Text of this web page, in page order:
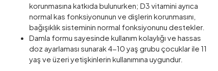
korunmasına katkıda bulunurken; D3 vitamini ayrıca
normal kas fonksiyonunun ve dişlerin korunmasını,
bağışıklık sisteminin normal fonksiyonunu destekler.
Damla formu sayesinde kullanım kolaylığı ve hassas
doz ayarlaması sunarak 4-10 yaş grubu çocuklar ile 11
yaş ve üzeri yetişkinlerin kullanımına uygundur.